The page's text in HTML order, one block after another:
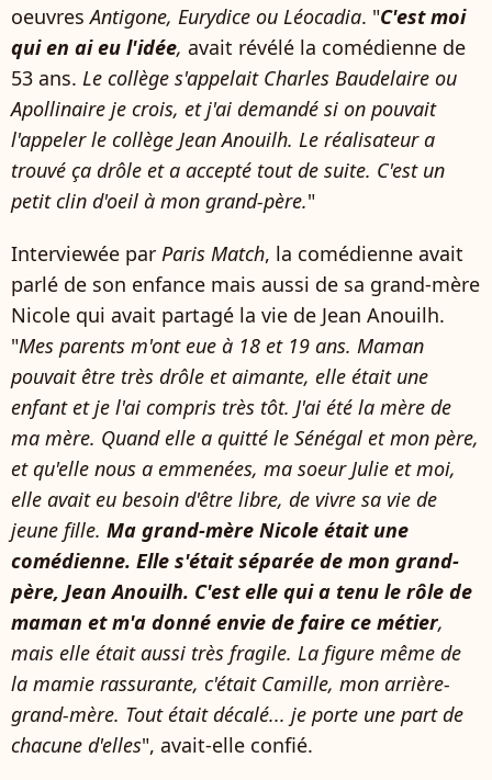
oeuvresAntigone, Eurydice ou Léocadia. "C'est moi
qui en ai eu l'idée, avait révélé la comédienne de
53 ans. Le collège s'appelait Charles Baudelaire ou
Apollinaire je crois, et j'ai demandé si on pouvait
l'appeler le collège Jean Anouilh. Le réalisateur a
trouvé ça drôle et a accepté tout de suite. C'est un
petit clin d'oeil à mon grand-père."
Interviewée par Paris Match, la comédienne avait
parlé de son enfance mais aussi de sa grand-mère
Nicole qui avait partagé la vie de Jean Anouilh.
"Mes parents m'ont eue à 18 et 19 ans. Maman
pouvait être très drôle et aimante, elle était une
enfant et je l'ai compris très tôt. J'ai été la mère de
ma mère. Quand elle a quitté le Sénégal et mon père,
et qu'elle nous a emmenées, ma soeur Julie et moi,
elle avait eu besoin d'être libre, de vivre sa vie de
jeune fille. Ma grand-mère Nicole était une
comédienne. Elle s'était séparée de mon grand-
père, Jean Anouilh. C'est elle qui a tenu le rôle de
maman et m'a donné envie de faire ce métier,
mais elle était aussi très fragile. La figure même de
la mamie rassurante, c'était Camille, mon arrière-
grand-mère. Tout était décalé... je porte une part de
chacune d'elles", avait-elle confié.